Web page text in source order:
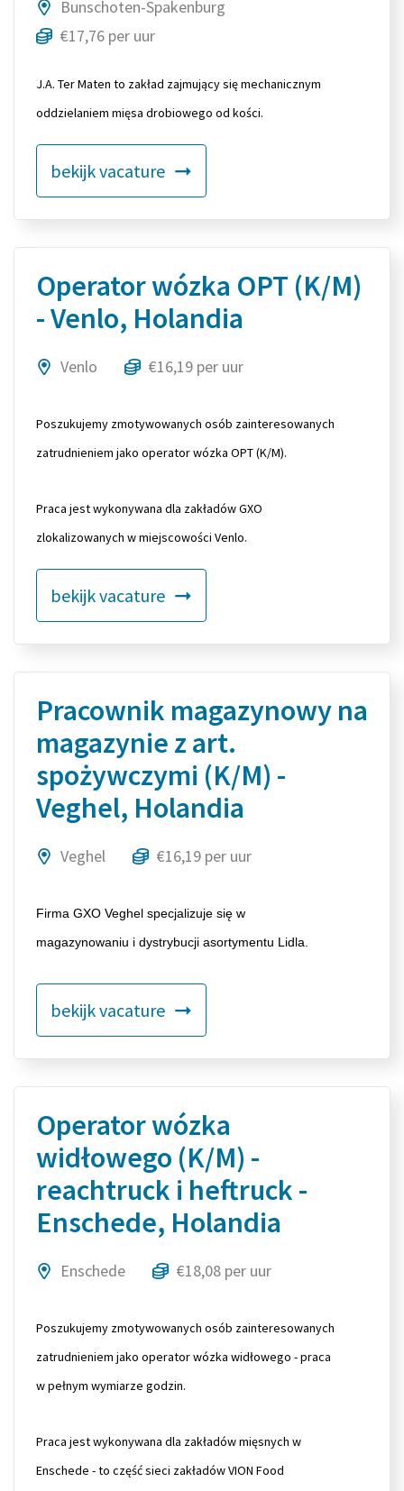
Bunschoten-Spakenburg
€17,76 per uur
J.A. Ter Maten to zakład zajmujący się mechanicznym
oddzielaniem mięsa drobiowego od kości.
bekijk vacature
Operator wózka OPT (K/M)
- Venlo, Holandia
Venlo €16,19 per uur
Poszukujemy zmotywowanych osób zainteresowanych
zatrudnieniem jako operator wózka OPT (K/M).
Praca jest wykonywana dla zakładów GXO
zlokalizowanych w miejscowości Venlo.
bekijk vacature
Pracownik magazynowy na
magazynie z art.
spożywczymi (K/M) -
Veghel, Holandia
Veghel €16,19 per uur
Firma GXO Veghel specjalizuje się w
magazynowaniu i dystrybucji asortymentu Lidla.
bekijk vacature
Operator wózka
widłowego (K/M) -
reachtruck i heftruck -
Enschede, Holandia
Enschede €18,08 per uur
Poszukujemy zmotywowanych osób zainteresowanych
zatrudnieniem jako operator wózka widłowego - praca
w pełnym wymiarze godzin.
Praca jest wykonywana dla zakładów mięsnych w
Enschede - to część sieci zakładów VION Food